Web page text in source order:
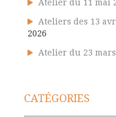
Atelier du 11 mai
Ateliers des 13
2026
Atelier du 23
CATÉGORIES